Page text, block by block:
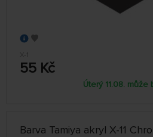
X-1
55 Kč
Úterý 11.08. může
Barva Tamiya akryl X-11